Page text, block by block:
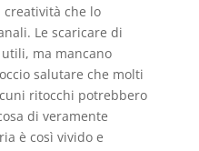
che lo
Le scaricare di
ma mancano
salutare che molti
ritocchi potrebbero
di veramente
è così vivido e